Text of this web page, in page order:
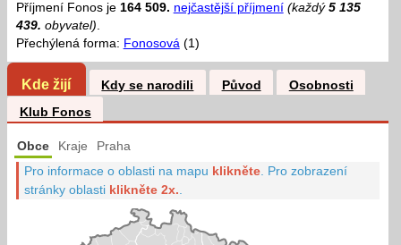
Příjmení Fonos je 164 509. nejčastější příjmení (každý 5 135
439. obyvatel).
Přechýlená forma: Fonosová(1)
Kde žijí Kdy se narodili Původ
Osobnosti
Klub Fonos
Obce Kraje Praha
Pro informace o oblasti na mapu klikněte Pro zobrazení
stránky oblasti klikněte 2x.